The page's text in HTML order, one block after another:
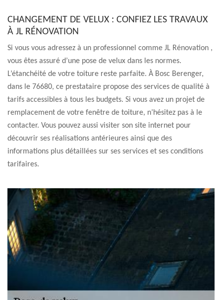
CHANGEMENT DE VELUX : CONFIEZ LES TRAVAUX
À JL RÉNOVATION
Si vous vous adressez à un professionnel comme JL Rénovation ,
vous êtes assuré d’une pose de velux dans les normes.
L’étanchéité de votre toiture reste parfaite. À Bosc Berenger,
dans le 76680, ce prestataire propose des services de qualité à
tarifs accessibles à tous les budgets. Si vous avez un projet de
remplacement de votre fenêtre de toiture, n’hésitez pas à le
contacter. Vous pouvez aussi visiter son site internet pour
découvrir ses réalisations antérieures ainsi que des
informations plus détaillées sur ses services et ses conditions
tarifaires.